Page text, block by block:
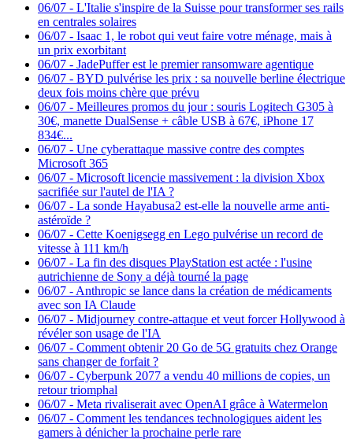
06/07 - L'Italie s'inspire de la Suisse pour transformer ses rails
en centrales solaires
06/07 - Isaac 1, le robot qui veut faire votre ménage, mais à
un prix exorbitant
06/07 - JadePuffer est le premier ransomware agentique
06/07 - BYD pulvérise les prix : sa nouvelle berline électrique
deux fois moins chère que prévu
06/07 - Meilleures promos du jour : souris Logitech G305 à
30€, manette DualSense + câble USB à 67€, iPhone 17
834€...
06/07 - Une cyberattaque massive contre des comptes
Microsoft 365
06/07 - Microsoft licencie massivement : la division Xbox
sacrifiée sur l'autel de l'IA ?
06/07 - La sonde Hayabusa2 est-elle la nouvelle arme anti-
astéroïde ?
06/07 - Cette Koenigsegg en Lego pulvérise un record de
vitesse à 111 km/h
06/07 - La fin des disques PlayStation est actée : l'usine
autrichienne de Sony a déjà tourné la page
06/07 - Anthropic se lance dans la création de médicaments
avec son IA Claude
06/07 - Midjourney contre-attaque et veut forcer Hollywood à
révéler son usage de l'IA
06/07 - Comment obtenir 20 Go de 5G gratuits chez Orange
sans changer de forfait ?
06/07 - Cyberpunk 2077 a vendu 40 millions de copies, un
retour triomphal
06/07 - Meta rivaliserait avec OpenAI grâce à Watermelon
06/07 - Comment les tendances technologiques aident les
gamers à dénicher la prochaine perle rare